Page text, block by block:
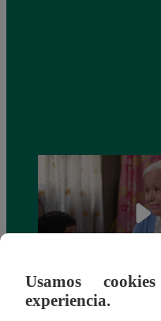
Valentina Valiente
Usamos
experiencia.